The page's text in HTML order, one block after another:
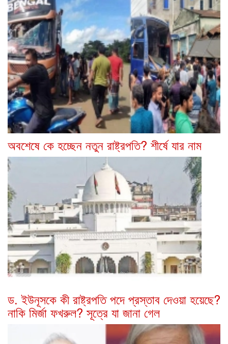
অবশেষে কে হচ্ছেন নতুন রাষ্ট্রপতি? শীর্ষে যার নাম
ড. ইউনূসকে কী রাষ্ট্রপতি পদে প্রস্তাব দেওয়া হয়েছে?
নাকি মির্জা ফখরুল? সূত্রে যা জানা গেল